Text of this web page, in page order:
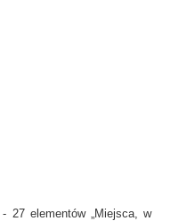
27 elementów „Miejsca, w